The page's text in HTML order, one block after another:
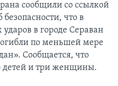
сообщили со ссылкой
что в
ударов в городе Сераван
по меньшей мере
Сообщается, что
детей и три женщины.